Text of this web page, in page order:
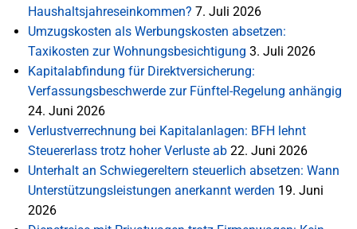
Haushaltsjahreseinkommen? 7. Juli 2026
Umzugskosten als Werbungskosten absetzen:
Taxikosten zur Wohnungsbesichtigung 3. Juli 2026
Kapitalabfindung für Direktversicherung:
Verfassungsbeschwerde zur Fünftel-Regelung anhängig
24. Juni 2026
Verlustverrechnung bei Kapitalanlagen: BFH lehnt
Steuererlass trotz hoher Verluste ab 22. Juni 2026
Unterhalt an Schwiegereltern steuerlich absetzen: Wann
Unterstützungsleistungen anerkannt werden 19. Juni
2026